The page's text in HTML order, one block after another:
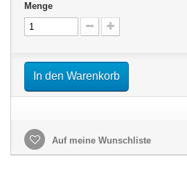
Menge
In den Warenkorb
Auf meine Wunschliste